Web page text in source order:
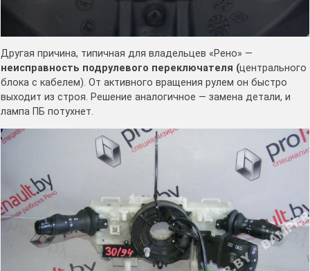
Другая причина, типичная для владельцев «Рено» —
неисправность подрулевого переключателя (центрального
блока с кабелем). От активного вращения рулем он быстро
выходит из строя. Решение аналогичное — замена детали, и
лампа ПБ потухнет.